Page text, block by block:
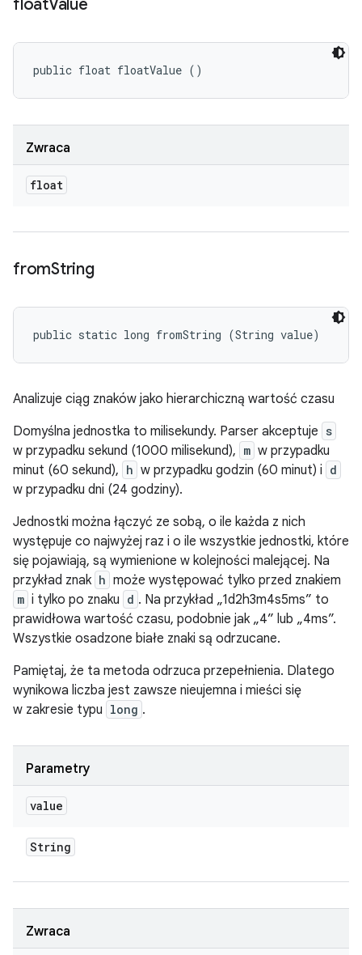
floatValue
public float floatValue ()
Zwraca
float
fromString
public static long fromString (String value)
Analizuje ciąg znaków jako hierarchiczną wartość czasu
Domyślna jednostka to milisekundy. Parser akceptuje s
w przypadku sekund (1000 milisekund), m w przypadku
minut (60 sekund), h w przypadku godzin (60 minut) i d
w przypadku dni (24 godziny).
Jednostki można łączyć ze sobą, o ile każda z nich
występuje co najwyżej raz i o ile wszystkie jednostki, które
się pojawiają, są wymienione w kolejności malejącej. Na
przykład znak h może występować tylko przed znakiem
m i tylko po znaku d . Na przykład „1d2h3m4s5ms” to
prawidłowa wartość czasu, podobnie jak „4” lub „4ms”.
Wszystkie osadzone białe znaki są odrzucane.
Pamiętaj, że ta metoda odrzuca przepełnienia. Dlatego
wynikowa liczba jest zawsze nieujemna i mieści się
w zakresie typu long .
Parametry
value
String
Zwraca